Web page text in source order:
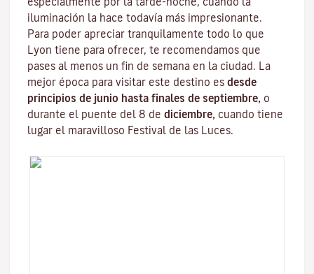
iluminación la hace todavía más impresionante.
Para poder apreciar tranquilamente todo lo que
Lyon tiene para ofrecer, te recomendamos que
pases al menos un fin de semana en la ciudad. La
mejor época para visitar este destino es desde
principios de junio hasta finales de septiembre, o
durante el puente del 8 de diciembre, cuando tiene
lugar el maravilloso Festival de las Luces.